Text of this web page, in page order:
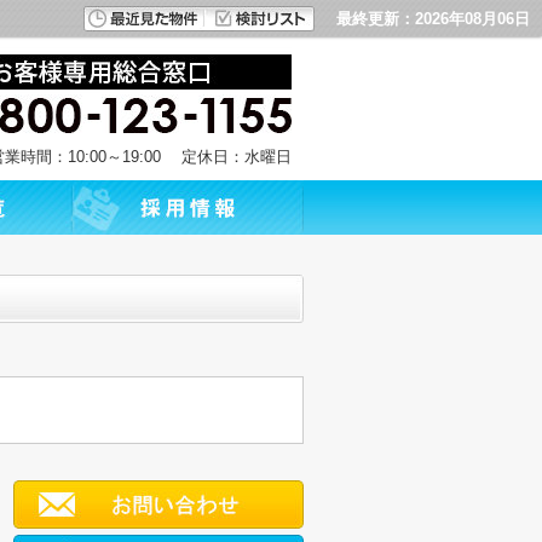
最終更新：2026年08月06日
業時間：10:00～19:00 定休日：水曜日